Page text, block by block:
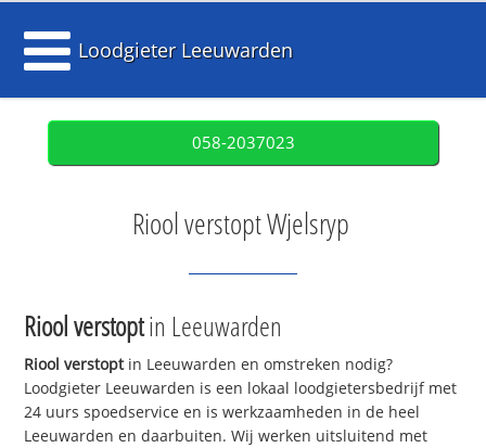
Loodgieter Leeuwarden
058-2037023
Riool verstopt Wjelsryp
Riool verstoptin Leeuwarden
Riool verstoptin Leeuwarden en omstreken nodig?
Loodgieter Leeuwarden is een lokaal loodgietersbedrijf met
24 uurs spoedservice en is werkzaamheden in de heel
Leeuwarden en daarbuiten. Wij werken uitsluitend met